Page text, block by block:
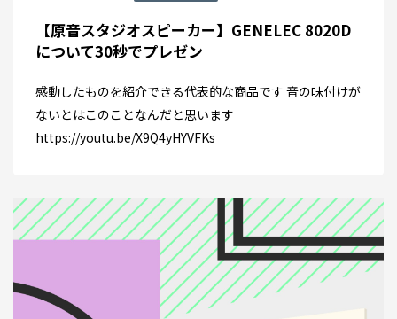
【原音スタジオスピーカー】GENELEC 8020D
について30秒でプレゼン
感動したものを紹介できる代表的な商品です 音の味付けが
ないとはこのことなんだと思います
https://youtu.be/X9Q4yHYVFKs